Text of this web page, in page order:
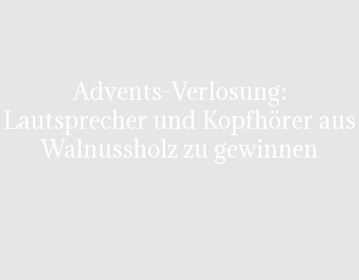
Advents-Verlosung:
Lautsprecher und Kopfhörer aus
Walnussholz zu gewinnen